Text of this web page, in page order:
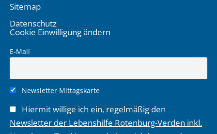
Sitemap
Datenschutz
Cookie Einwilligung ändern
E-Mail
Newsletter Mittagskarte
Hiermit willige ich ein, regelmäßig den
Newsletter der Lebenshilfe Rotenburg-Verden inkl.